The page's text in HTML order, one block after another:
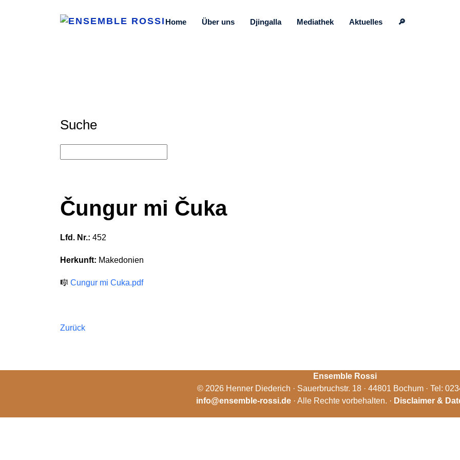
Home Über uns Djingalla Mediathek Aktuelles 🔎
Suche
Čungur mi Čuka
Lfd. Nr.: 452
Herkunft: Makedonien
🎼 Cungur mi Cuka.pdf
Zurück
Ensemble Rossi
© 2026 Henner Diederich · Sauerbruchstr. 18 · 44801 Bochum · Tel:
info@ensemble-rossi.de· Alle Rechte vorbehalten. · Disclaimer &